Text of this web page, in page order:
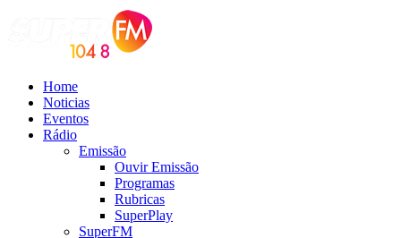
Home
Noticias
Eventos
Rádio
Emissão
Ouvir Emissão
Programas
Rubricas
SuperPlay
SuperFM